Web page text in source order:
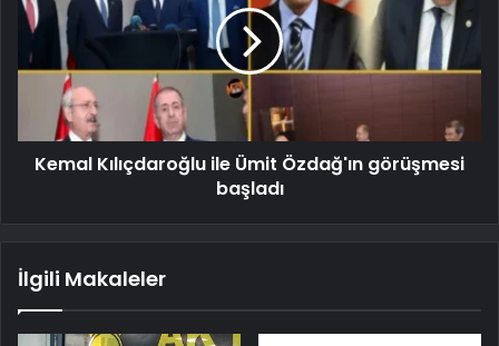
Kemal Kılıçdaroğlu ile Ümit Özdağ'ın görüşmesi
başladı
İlgili Makaleler